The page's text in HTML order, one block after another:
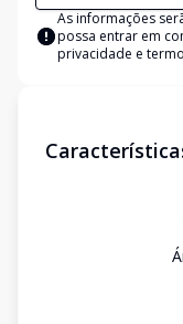
As informações
possa entrar em
privacidade e